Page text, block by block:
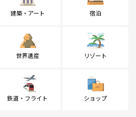
建築・アート 宿泊
世界遺産 リゾート
鉄道・フライト ショップ